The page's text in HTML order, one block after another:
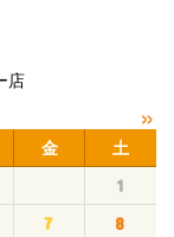
店
»
金 土
1
7
8